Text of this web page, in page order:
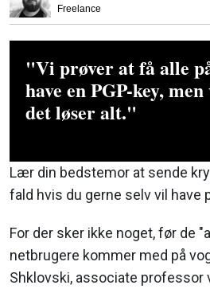
Freelance
"Vi prøver at få alle
have en PGP-key,
det løser alt."
Lær din bedstemor at sende
fald hvis du gerne selv vil have
For der sker ikke noget, før de
netbrugere kommer med på
Shklovski, associate professor